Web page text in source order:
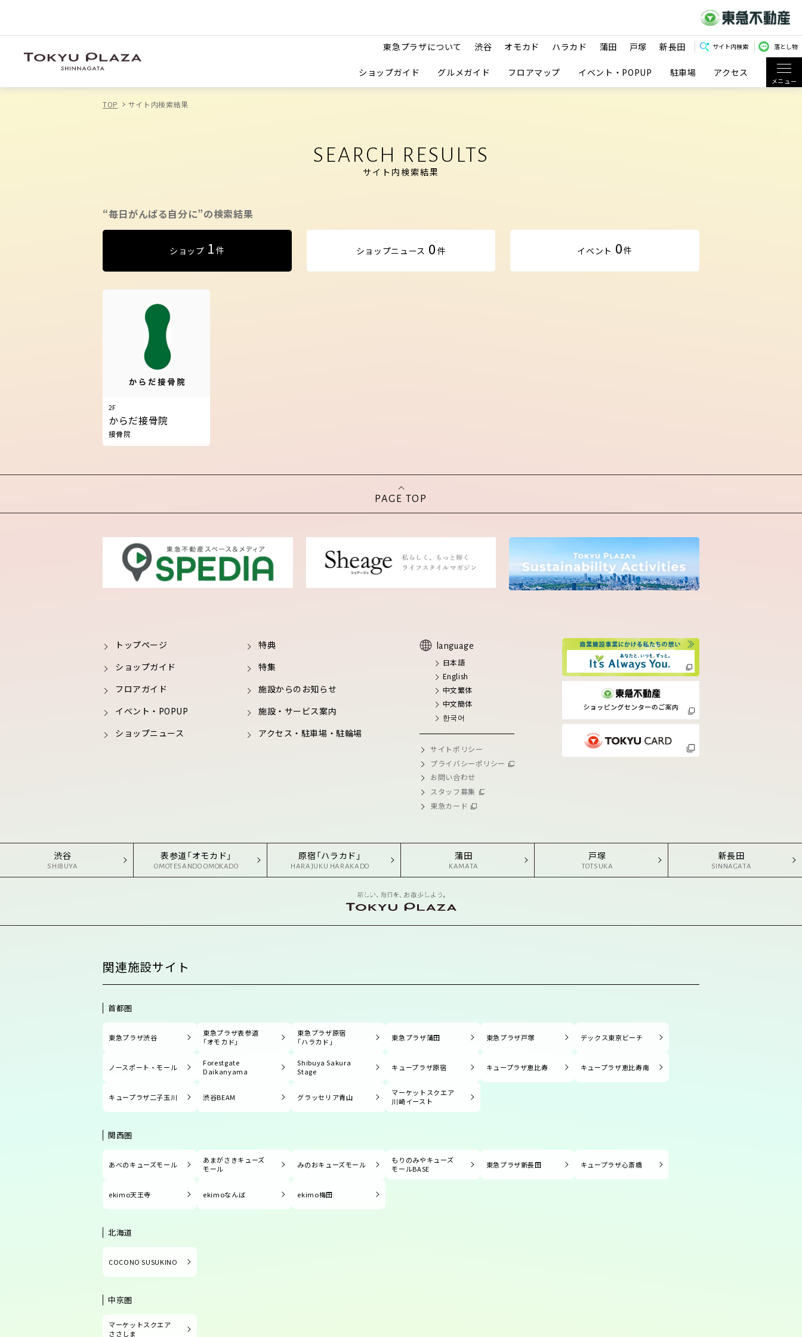
東急プラザについて 渋谷 オモカド ハラカド 蒲田 戸塚 新長田 サイト内検索 落とし物
ショップガイド グルメガイド フロアマップ イベント・POPUP 駐車場 アクセス
メニュー
TOP サイト内検索結果
SEARCH RESULTS
サイト内検索結果
“毎日がんばる自分に”の検索結果
ショップ 1 件 ショップニュース 0 件 イベント 0件
2F
からだ接骨院
接骨院
PAGE TOP
トップページ
ショップガイド
フロアガイド
イベント・POPUP
ショップニュース
特典
特集
施設からのお知らせ
施設・サービス案内
アクセス・駐車場・駐輪場
language
日本語
English
中文繁体
中文簡体
한국어
サイトポリシー
プライバシーポリシー
お問い合わせ
スタッフ募集
東急カード
渋谷
SHIBUYA
表参道「オモカド」
OMOTESANDO OMOKADO
原宿「ハラカド」
HARAJUKU HARAKADO
蒲田
KAMATA
戸塚
TOTSUKA
新長田
SINNAGATA
関連施設サイト
首都圏
東急プラザ渋谷
東急プラザ表参道
「オモカド」
東急プラザ原宿
「ハラカド」
東急プラザ蒲田 東急プラザ戸塚 デックス東京ビーチ
ノースポート・モール
Forestgate
Daikanyama
Shibuya Sakura
Stage
キュープラザ原宿 キュープラザ恵比寿 キュープラザ恵比寿南
キュープラザ二子玉川 渋谷BEAM グラッセリア青山
マーケットスクエア
川崎イースト
関西圏
あべのキューズモール
あまがさきキューズ
モール
みのおキューズモール
もりのみやキューズ
モールBASE
東急プラザ新長田 キュープラザ心斎橋
ekimo天王寺 ekimoなんば ekimo梅田
北海道
COCONO SUSUKINO
中京圏
マーケットスクエア
ささしま